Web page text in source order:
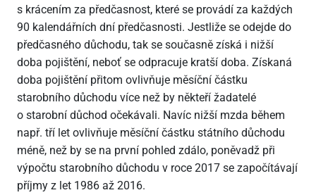
s krácením za předčasnost, které se provádí za každých
90 kalendářních dní předčasnosti. Jestliže se odejde do
předčasného důchodu, tak se současně získá i nižší
doba pojištění, neboť se odpracuje kratší doba. Získaná
doba pojištění přitom ovlivňuje měsíční částku
starobního důchodu více než by někteří žadatelé
o starobní důchod očekávali. Navíc nižší mzda během
např. tří let ovlivňuje měsíční částku státního důchodu
méně, než by se na první pohled zdálo, poněvadž při
výpočtu starobního důchodu v roce 2017 se započítávají
příjmy z let 1986 až 2016.